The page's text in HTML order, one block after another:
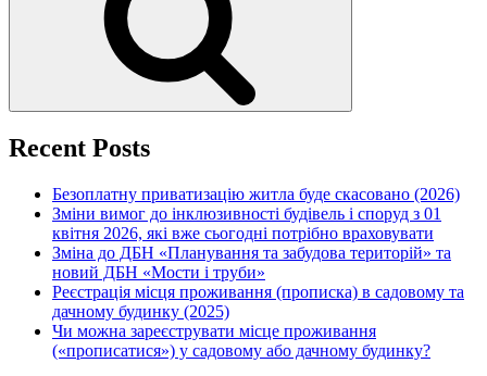
Recent Posts
Безоплатну приватизацію житла буде скасовано (2026)
Зміни вимог до інклюзивності будівель і споруд з 01
квітня 2026, які вже сьогодні потрібно враховувати
Зміна до ДБН «Планування та забудова територій» та
новий ДБН «Мости і труби»
Реєстрація місця проживання (прописка) в садовому та
дачному будинку (2025)
Чи можна зареєструвати місце проживання
(«прописатися») у садовому або дачному будинку?